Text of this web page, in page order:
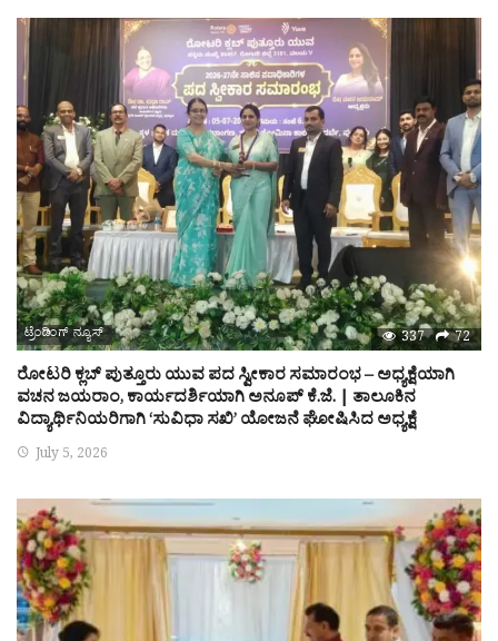
ಟ್ರೆಂಡಿಂಗ್ ನ್ಯೂಸ್ 337 72
ರೋಟರಿ ಕ್ಲಬ್ ಪುತ್ತೂರು ಯುವ ಪದ ಸ್ವೀಕಾರ ಸಮಾರಂಭ – ಅಧ್ಯಕ್ಷೆಯಾಗಿ
ವಚನ ಜಯರಾಂ, ಕಾರ್ಯದರ್ಶಿಯಾಗಿ ಅನೂಪ್ ಕೆ.ಜೆ. | ತಾಲೂಕಿನ
ವಿದ್ಯಾರ್ಥಿನಿಯರಿಗಾಗಿ ‘ಸುವಿಧಾ ಸಖಿ’ ಯೋಜನೆ ಘೋಷಿಸಿದ ಅಧ್ಯಕ್ಷೆ
July 5, 2026